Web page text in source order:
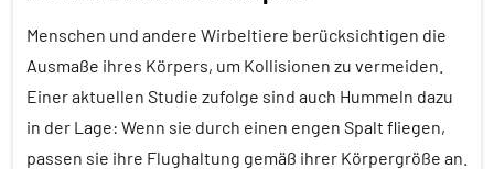
Insekten
Klimawandel
und
anthropogene
Einflüsse
Menschen und andere Wirbeltiere berücksichtigen die
Ausmaße ihres Körpers, um Kollisionen zu vermeiden.
Einer aktuellen Studie zufolge sind auch Hummeln dazu
in der Lage: Wenn sie durch einen engen Spalt fliegen,
passen sie ihre Flughaltung gemäß ihrer Körpergröße an.